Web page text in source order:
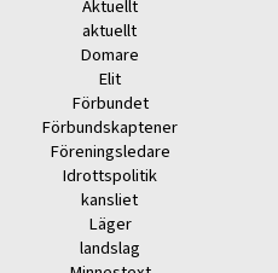
Aktuellt
aktuellt
Domare
Elit
Förbundet
Förbundskaptener
Föreningsledare
Idrottspolitik
kansliet
Läger
landslag